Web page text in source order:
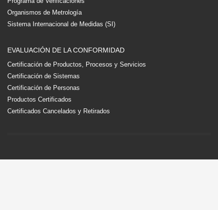
Organismos de Metrología
Sistema Internacional de Medidas (SI)
EVALUACIÓN DE LA CONFORMIDAD
Certificación de Productos, Procesos y Servicios
Certificación de Sistemas
Certificación de Personas
Productos Certificados
Certificados Cancelados y Retirados